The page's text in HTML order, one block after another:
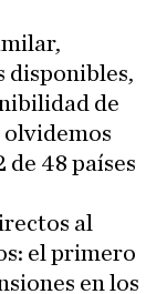
disponibles,
de
olvidemos
de 48 países
al
el primero
en los